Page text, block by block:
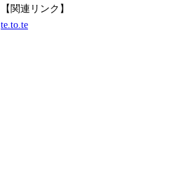
【関連リンク】
te.to.te